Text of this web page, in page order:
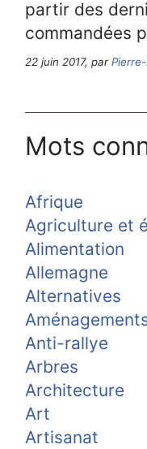
partir des
commandées
22 juin 2017, par
Mots
Afrique
Agriculture et
Alimentation
Allemagne
Alternatives
Anti-rallye
Arbres
Architecture
Art
Artisanat